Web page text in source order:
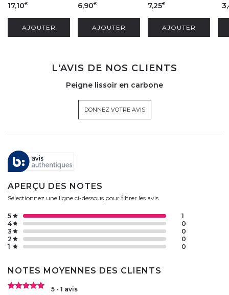
17,10€
AJOUTER
6,90€
AJOUTER
7,25€
AJOUTER
L'AVIS DE NOS CLIENTS
Peigne lissoir en carbone
DONNEZ VOTRE AVIS
APERÇU DES NOTES
Sélectionnez une ligne ci-dessous pour filtrer les avis
1 0
2 0
3 0
4 0
5 1
NOTES MOYENNES DES CLIENTS
5 - 1 avis